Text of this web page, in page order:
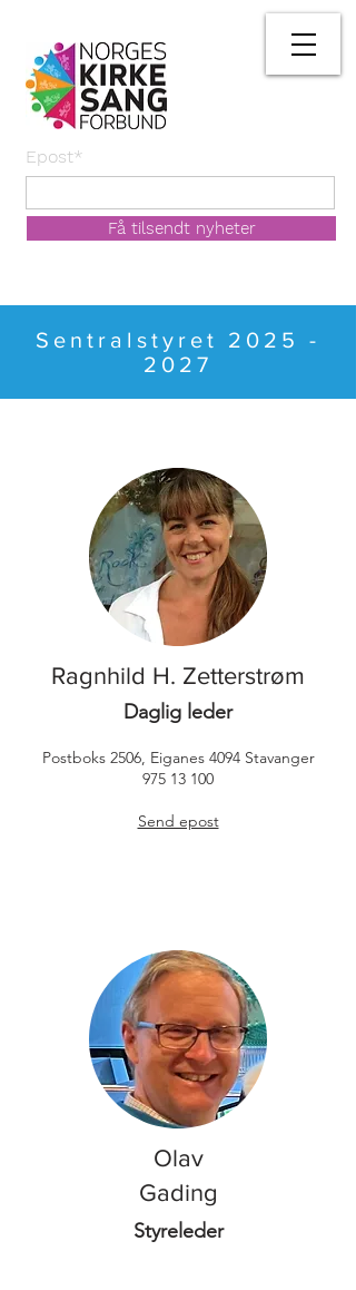
Epost*
Få tilsendt nyheter
Sentralstyret 2025 -
2027
Ragnhild H. Zetterstrøm
Daglig leder
Postboks 2506, Eiganes 4094 Stavanger
975 13 100
Send epost
Olav
Gading
Styreleder